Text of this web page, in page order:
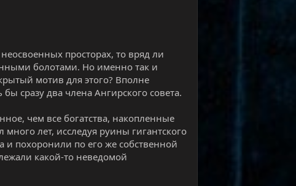
просторах, то вряд ли
болотами. Но именно так и
мотив для этого? Вполне
сразу два члена Ангирского совета.
чем все богатства, накопленные
лет, исследуя руины гигантского
и похоронили по его же собственной
какой-то неведомой